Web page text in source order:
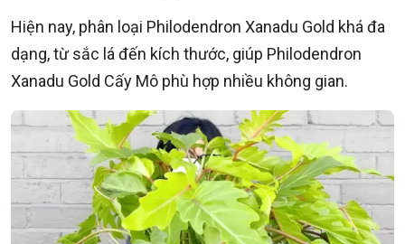
Hiện nay, phân loại Philodendron Xanadu Gold khá đa
dạng, từ sắc lá đến kích thước, giúp Philodendron
Xanadu Gold Cấy Mô phù hợp nhiều không gian.